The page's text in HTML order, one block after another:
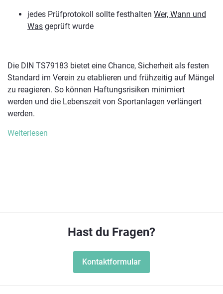
jedes Prüfprotokoll sollte festhalten Wer, Wann und
Was geprüft wurde
Die DIN TS79183 bietet eine Chance, Sicherheit als festen
Standard im Verein zu etablieren und frühzeitig auf Mängel
zu reagieren. So können Haftungsrisiken minimiert
werden und die Lebenszeit von Sportanlagen verlängert
werden.
Weiterlesen
Hast du Fragen?
Kontaktformular